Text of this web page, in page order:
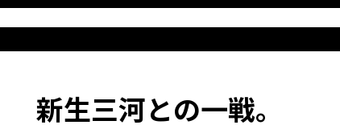
新生三河との一戦。